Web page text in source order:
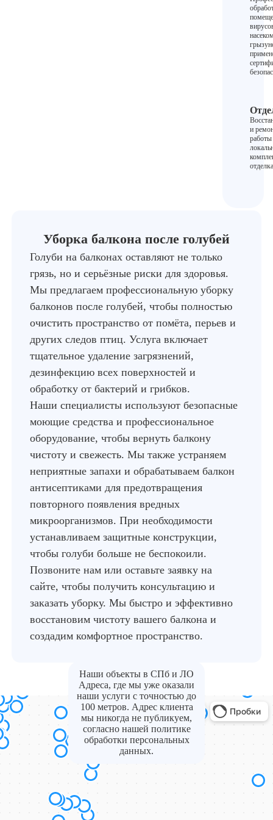
и
Уборка балкона после голубей
Голуби на балконах оставляют не только
грязь, но и серьёзные риски для здоровья.
Мы предлагаем профессиональную уборку
балконов после голубей, чтобы полностью
очистить пространство от помёта, перьев и
других следов птиц. Услуга включает
тщательное удаление загрязнений,
дезинфекцию всех поверхностей и
обработку от бактерий и грибков.
Наши специалисты используют безопасные
моющие средства и профессиональное
оборудование, чтобы вернуть балкону
чистоту и свежесть. Мы также устраняем
неприятные запахи и обрабатываем балкон
антисептиками для предотвращения
повторного появления вредных
микроорганизмов. При необходимости
устанавливаем защитные конструкции,
чтобы голуби больше не беспокоили.
Позвоните нам или оставьте заявку на
сайте, чтобы получить консультацию и
заказать уборку. Мы быстро и эффективно
восстановим чистоту вашего балкона и
создадим комфортное пространство.
Наши объекты в СПб и ЛО
Адреса, где мы уже оказали
наши услуги с точностью до
100 метров. Адрес клиента
мы никогда не публикуем,
согласно нашей политике
обработки персональных
данных.